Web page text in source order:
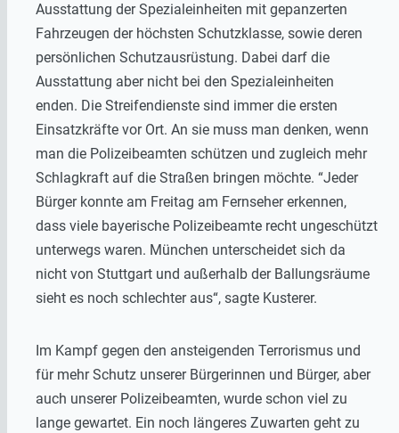
Ausstattung der Spezialeinheiten mit gepanzerten
Fahrzeugen der höchsten Schutzklasse, sowie deren
persönlichen Schutzausrüstung. Dabei darf die
Ausstattung aber nicht bei den Spezialeinheiten
enden. Die Streifendienste sind immer die ersten
Einsatzkräfte vor Ort. An sie muss man denken, wenn
man die Polizeibeamten schützen und zugleich mehr
Schlagkraft auf die Straßen bringen möchte. “Jeder
Bürger konnte am Freitag am Fernseher erkennen,
dass viele bayerische Polizeibeamte recht ungeschützt
unterwegs waren. München unterscheidet sich da
nicht von Stuttgart und außerhalb der Ballungsräume
sieht es noch schlechter aus“, sagte Kusterer.
Im Kampf gegen den ansteigenden Terrorismus und
für mehr Schutz unserer Bürgerinnen und Bürger, aber
auch unserer Polizeibeamten, wurde schon viel zu
lange gewartet. Ein noch längeres Zuwarten geht zu